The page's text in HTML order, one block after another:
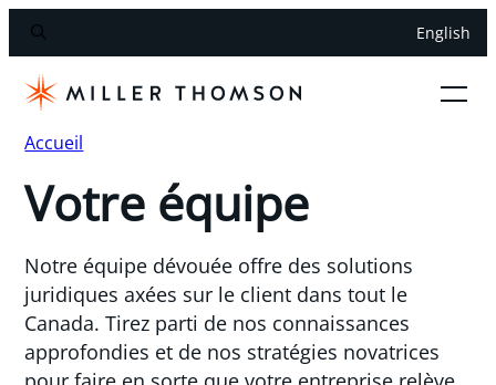
English
Accueil
Votre équipe
Notre équipe dévouée offre des solutions
juridiques axées sur le client dans tout le
Canada. Tirez parti de nos connaissances
approfondies et de nos stratégies novatrices